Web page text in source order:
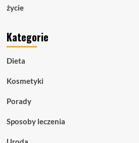
życie
Kategorie
Dieta
Kosmetyki
Porady
Sposoby leczenia